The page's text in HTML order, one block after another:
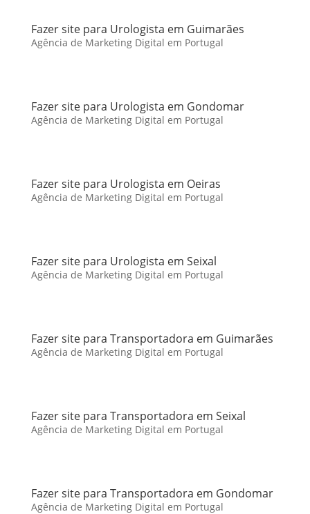
Fazer site para Urologista em Guimarães
Agência de Marketing Digital em Portugal
Fazer site para Urologista em Gondomar
Agência de Marketing Digital em Portugal
Fazer site para Urologista em Oeiras
Agência de Marketing Digital em Portugal
Fazer site para Urologista em Seixal
Agência de Marketing Digital em Portugal
Fazer site para Transportadora em Guimarães
Agência de Marketing Digital em Portugal
Fazer site para Transportadora em Seixal
Agência de Marketing Digital em Portugal
Fazer site para Transportadora em Gondomar
Agência de Marketing Digital em Portugal